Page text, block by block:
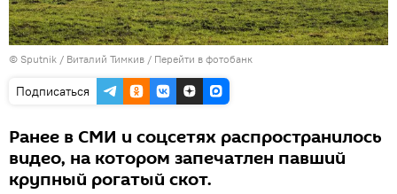
© Sputnik / Виталий Тимкив / Перейти в фотобанк
Подписаться
Ранее в СМИ и соцсетях распространилось
видео, на котором запечатлен павший
крупный рогатый скот.